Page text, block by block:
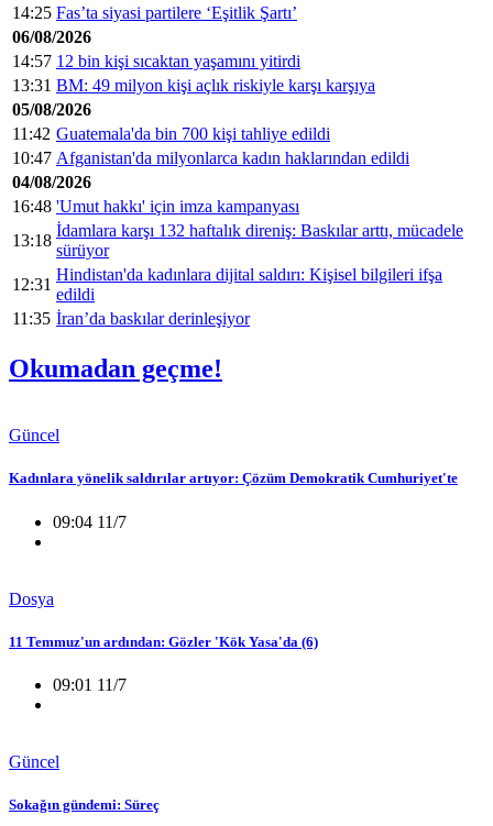
14:25 Fas’ta siyasi partilere ‘Eşitlik Şartı’
06/08/2026
14:57 12 bin kişi sıcaktan yaşamını yitirdi
13:31 BM: 49 milyon kişi açlık riskiyle karşı karşıya
05/08/2026
11:42 Guatemala'da bin 700 kişi tahliye edildi
10:47 Afganistan'da milyonlarca kadın haklarından edildi
04/08/2026
16:48 'Umut hakkı' için imza kampanyası
13:18
İdamlara karşı 132 haftalık direniş: Baskılar arttı, mücadele
sürüyor
12:31
Hindistan'da kadınlara dijital saldırı: Kişisel bilgileri ifşa
edildi
11:35 İran’da baskılar derinleşiyor
Okumadan geçme!
Güncel
Kadınlara yönelik saldırılar artıyor: Çözüm Demokratik Cumhuriyet'te
09:04 11/7
Dosya
11 Temmuz'un ardından: Gözler 'Kök Yasa'da (6)
09:01 11/7
Güncel
Sokağın gündemi: Süreç